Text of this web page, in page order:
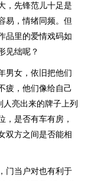
，先锋范儿十足是
易，情绪同频。但
品里的爱情戏码如
见绌呢？
男女，依旧把他们
疲，他们像给自己
人亮出来的牌子上列
，是否有车有房，
双方之间是否能相
门当户对也有利于